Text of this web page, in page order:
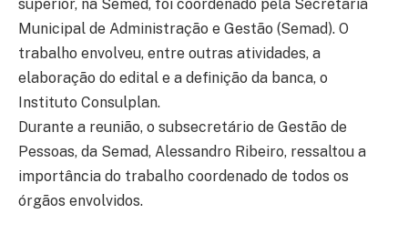
superior, na Semed, foi coordenado pela Secretaria
Municipal de Administração e Gestão (Semad). O
trabalho envolveu, entre outras atividades, a
elaboração do edital e a definição da banca, o
Instituto Consulplan.
Durante a reunião, o subsecretário de Gestão de
Pessoas, da Semad, Alessandro Ribeiro, ressaltou a
importância do trabalho coordenado de todos os
órgãos envolvidos.